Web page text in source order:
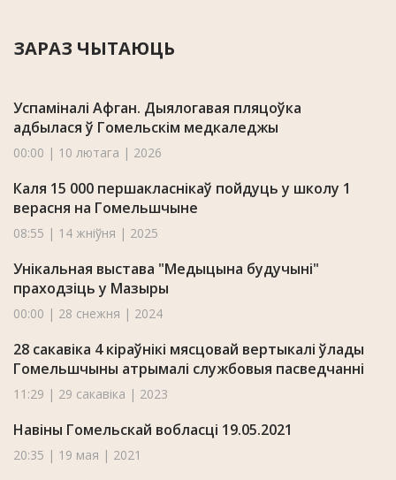
ЗАРАЗ ЧЫТАЮЦЬ
Успаміналі Афган. Дыялогавая пляцоўка
адбылася ў Гомельскім медкаледжы
00:00 | 10 лютага | 2026
Каля 15 000 першакласнікаў пойдуць у школу 1
верасня на Гомельшчыне
08:55 | 14 жніўня | 2025
Унікальная выстава "Медыцына будучыні"
праходзіць у Мазыры
00:00 | 28 снежня | 2024
28 сакавіка 4 кіраўнікі мясцовай вертыкалі ўлады
Гомельшчыны атрымалі службовыя пасведчанні
11:29 | 29 сакавіка | 2023
Навіны Гомельскай вобласці 19.05.2021
20:35 | 19 мая | 2021